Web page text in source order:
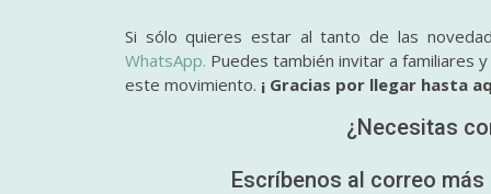
Si sólo quieres estar al tanto de las
WhatsApp. Puedes también invitar a familiares
este movimiento. ¡ Gracias por llegar hasta
¿Necesitas
Escríbenos al correo